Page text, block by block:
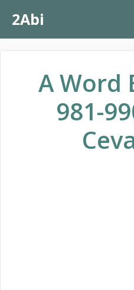
atla2Abi
A Word
981-